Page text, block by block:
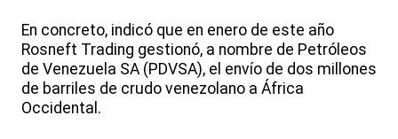
En concreto, indicó que en enero de este año
Rosneft Trading gestionó, a nombre de Petróleos
de Venezuela SA (PDVSA), el envío de dos millones
de barriles de crudo venezolano a África
Occidental.